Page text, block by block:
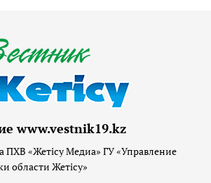
www.vestnik19.kz
ПХВ «Жетісу Медиа» ГУ «Управление
области Жетісу»